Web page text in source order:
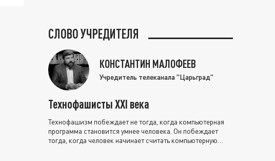
СЛОВО УЧРЕДИТЕЛЯ
КОНСТАНТИН МАЛОФЕЕВ
Учредитель телеканала "Царьград"
Технофашисты XXI века
Технофашизм побеждает не тогда, когда компьютерная
программа становится умнее человека. Он побеждает
тогда, когда человек начинает считать компьютерную